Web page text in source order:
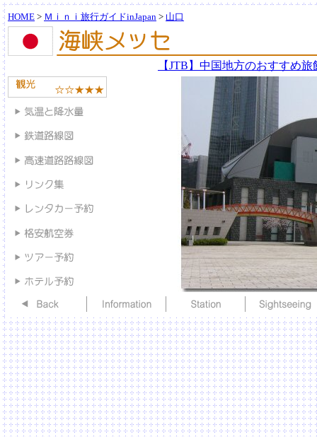
HOME > Ｍｉｎｉ旅行ガイドinJapan > 山口
【JTB】中国地方のおすすめ